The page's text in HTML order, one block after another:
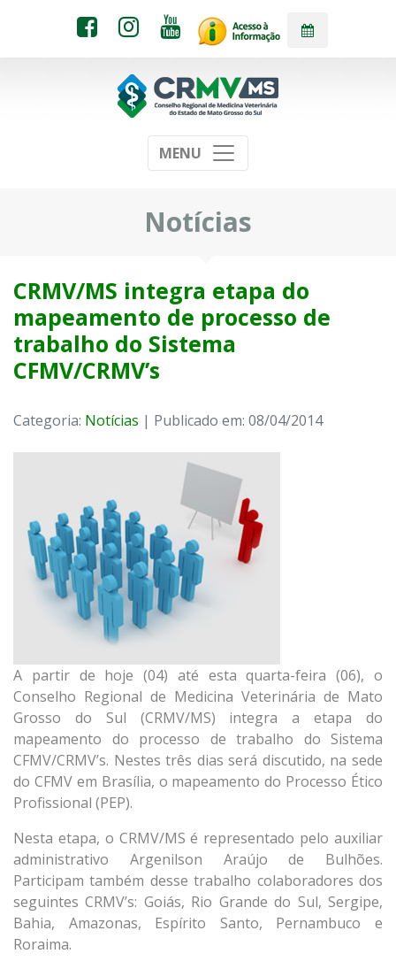
MENU
Notícias
CRMV/MS integra etapa do
mapeamento de processo de
trabalho do Sistema
CFMV/CRMV’s
Categoria: Notícias | Publicado em: 08/04/2014
A partir de hoje (04) até esta quarta-feira (06), o
Conselho Regional de Medicina Veterinária de Mato
Grosso do Sul (CRMV/MS) integra a etapa do
mapeamento do processo de trabalho do Sistema
CFMV/CRMV’s. Nestes três dias será discutido, na sede
do CFMV em Brasília, o mapeamento do Processo Ético
Profissional (PEP).
Nesta etapa, o CRMV/MS é representado pelo auxiliar
administrativo Argenilson Araújo de Bulhões.
Participam também desse trabalho colaboradores dos
seguintes CRMV’s: Goiás, Rio Grande do Sul, Sergipe,
Bahia, Amazonas, Espírito Santo, Pernambuco e
Roraima.